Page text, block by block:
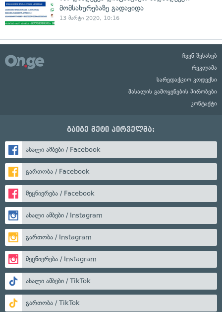
მომსახურებაზე გადავიდა
13 მარტი 2020, 10:16
ჩვენ შესახებ
რეკლამა
სარედაქციო კოდექსი
მასალის გამოყენების პირობები
კონტაქტი
გაიგე მეტი პირველმა:
ახალი ამბები / Facebook
გართობა / Facebook
მეცნიერება / Facebook
ახალი ამბები / Instagram
გართობა / Instagram
მეცნიერება / Instagram
ახალი ამბები / TikTok
გართობა / TikTok